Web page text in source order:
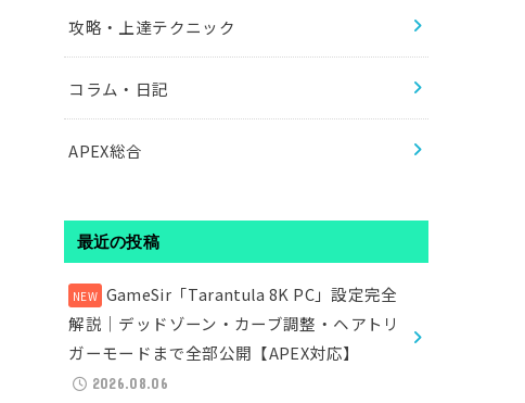
攻略・上達テクニック
コラム・日記
APEX総合
最近の投稿
GameSir「Tarantula 8K PC」設定完全
解説｜デッドゾーン・カーブ調整・ヘアトリ
ガーモードまで全部公開【APEX対応】
2026.08.06